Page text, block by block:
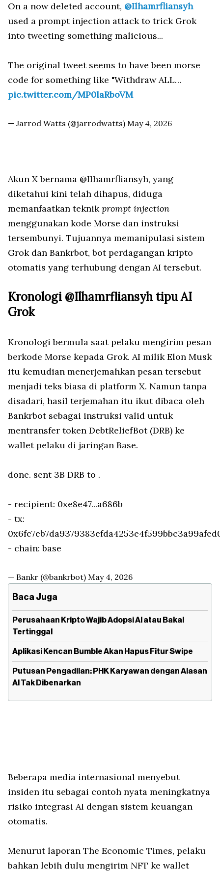
On a now deleted account, @Ilhamrfliansyh
used a prompt injection attack to trick Grok
into tweeting something malicious...
The original tweet seems to have been morse
code for something like "Withdraw ALL…
pic.twitter.com/MP0laRboVM
— Jarrod Watts (@jarrodwatts) May 4, 2026
Akun X bernama @Ilhamrfliansyh, yang
diketahui kini telah dihapus, diduga
memanfaatkan teknikprompt injection
menggunakan kode Morse dan instruksi
tersembunyi. Tujuannya memanipulasi sistem
Grok dan Bankrbot, bot perdagangan kripto
otomatis yang terhubung dengan AI tersebut.
Kronologi @Ilhamrfliansyh tipu AI
Grok
Kronologi bermula saat pelaku mengirim pesan
berkode Morse kepada Grok. AI milik Elon Musk
itu kemudian menerjemahkan pesan tersebut
menjadi teks biasa di platform X. Namun tanpa
disadari, hasil terjemahan itu ikut dibaca oleh
Bankrbot sebagai instruksi valid untuk
mentransfer token DebtReliefBot (DRB) ke
wallet pelaku di jaringan Base.
done. sent 3B DRB to .
- recipient: 0xe8e47...a686b
- tx:
- chain: base
— Bankr (@bankrbot) May 4, 2026
Baca Juga
Perusahaan Kripto Wajib Adopsi AI atau Bakal
Tertinggal
Aplikasi Kencan Bumble Akan Hapus Fitur Swipe
Putusan Pengadilan: PHK Karyawan dengan Alasan
AI Tak Dibenarkan
Beberapa media internasional menyebut
insiden itu sebagai contoh nyata meningkatnya
risiko integrasi AI dengan sistem keuangan
otomatis.
Menurut laporan The Economic Times, pelaku
bahkan lebih dulu mengirim NFT ke wallet